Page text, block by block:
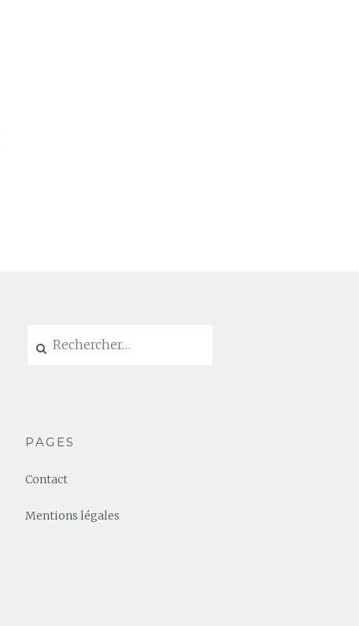
PAGES
Contact
Mentions légales